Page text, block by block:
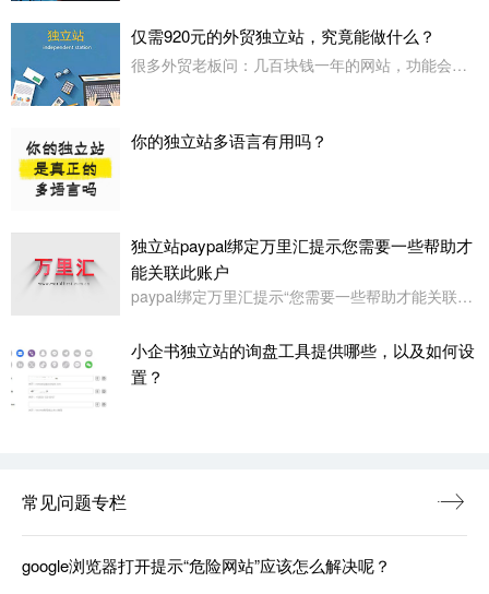
仅需920元的外贸独立站，究竟能做什么？
很多外贸老板问：几百块钱一年的网站，功能会不会很简陋？小企书专业版本用实力告诉你：920元，足够打造一个专业级的外贸展示站。
你的独立站多语言有用吗？
独立站paypal绑定万里汇提示您需要一些帮助才
能关联此账户
paypal绑定万里汇提示“您需要一些帮助才能关联此账户。请联系我们寻求帮助,或者您也可以绑定其它账户”
小企书独立站的询盘工具提供哪些，以及如何设
置？
常见问题专栏
google浏览器打开提示“危险网站”应该怎么解决呢？